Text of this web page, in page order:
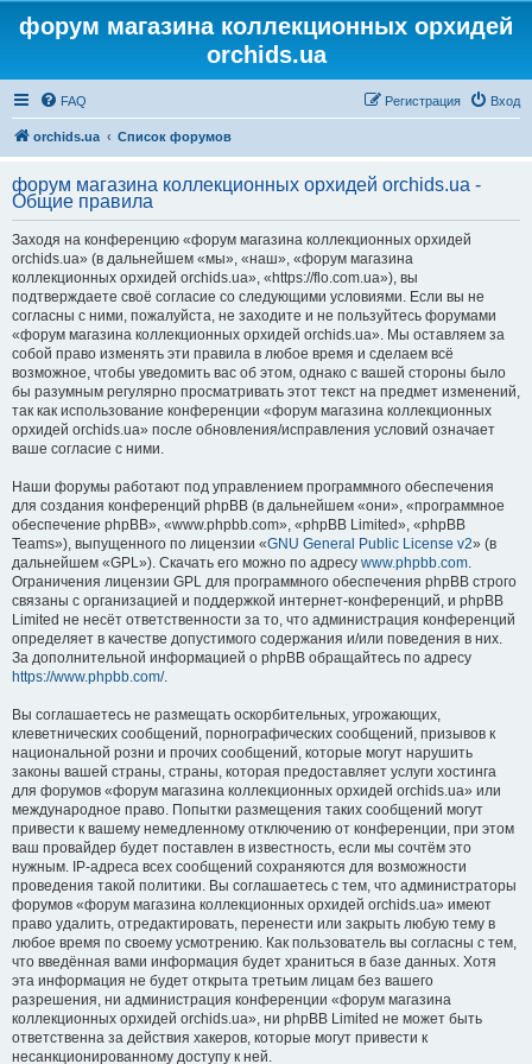
форум магазина коллекционных орхидей
orchids.ua
FAQ Вход
Регистрация
orchids.ua Список форумов
форум магазина коллекционных орхидей orchids.ua -
Общие правила
Заходя на конференцию «форум магазина коллекционных орхидей
orchids.ua» (в дальнейшем «мы», «наш», «форум магазина
коллекционных орхидей orchids.ua», «https://flo.com.ua»), вы
подтверждаете своё согласие со следующими условиями. Если вы не
согласны с ними, пожалуйста, не заходите и не пользуйтесь форумами
«форум магазина коллекционных орхидей orchids.ua». Мы оставляем за
собой право изменять эти правила в любое время и сделаем всё
возможное, чтобы уведомить вас об этом, однако с вашей стороны было
бы разумным регулярно просматривать этот текст на предмет изменений,
так как использование конференции «форум магазина коллекционных
орхидей orchids.ua» после обновления/исправления условий означает
ваше согласие с ними.
Наши форумы работают под управлением программного обеспечения
для создания конференций phpBB (в дальнейшем «они», «программное
обеспечение phpBB», «www.phpbb.com», «phpBB Limited», «phpBB
Teams»), выпущенного по лицензии «GNU General Public License v2» (в
дальнейшем «GPL»). Скачать его можно по адресу www.phpbb.com.
Ограничения лицензии GPL для программного обеспечения phpBB строго
связаны с организацией и поддержкой интернет-конференций, и phpBB
Limited не несёт ответственности за то, что администрация конференций
определяет в качестве допустимого содержания и/или поведения в них.
За дополнительной информацией о phpBB обращайтесь по адресу
https://www.phpbb.com/.
Вы соглашаетесь не размещать оскорбительных, угрожающих,
клеветнических сообщений, порнографических сообщений, призывов к
национальной розни и прочих сообщений, которые могут нарушить
законы вашей страны, страны, которая предоставляет услуги хостинга
для форумов «форум магазина коллекционных орхидей orchids.ua» или
международное право. Попытки размещения таких сообщений могут
привести к вашему немедленному отключению от конференции, при этом
ваш провайдер будет поставлен в известность, если мы сочтём это
нужным. IP-адреса всех сообщений сохраняются для возможности
проведения такой политики. Вы соглашаетесь с тем, что администраторы
форумов «форум магазина коллекционных орхидей orchids.ua» имеют
право удалить, отредактировать, перенести или закрыть любую тему в
любое время по своему усмотрению. Как пользователь вы согласны с тем,
что введённая вами информация будет храниться в базе данных. Хотя
эта информация не будет открыта третьим лицам без вашего
разрешения, ни администрация конференции «форум магазина
коллекционных орхидей orchids.ua», ни phpBB Limited не может быть
ответственна за действия хакеров, которые могут привести к
несанкционированному доступу к ней.